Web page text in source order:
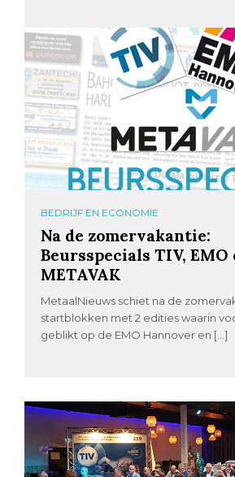
BEDRIJF EN ECONOMIE
Na de zomervakantie:
Beursspecials TIV, EMO
METAVAK
MetaalNieuws schiet na de
startblokken met 2 edities waarin
geblikt op de EMO Hannover en […]